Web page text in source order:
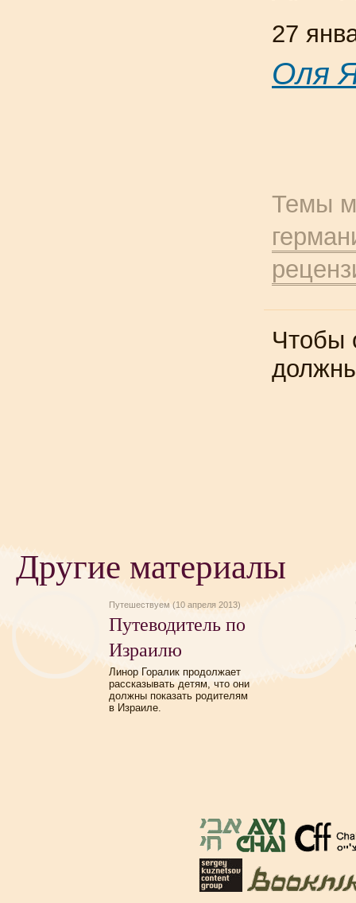
27
Оля
Темы
Чтобы
Другие материалы
Путешествуем (10 апреля 2013)
Путеводитель по
Израилю
Линор Горалик продолжает
рассказывать детям, что они
должны показать родителям
в Израиле.